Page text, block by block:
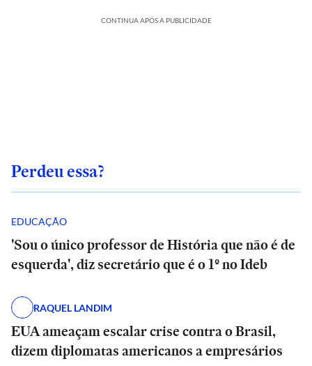
CONTINUA APÓS A PUBLICIDADE
Perdeu essa?
EDUCAÇÃO
'Sou o único professor de História que não é de
esquerda', diz secretário que é o 1º no Ideb
RAQUEL LANDIM
EUA ameaçam escalar crise contra o Brasil,
dizem diplomatas americanos a empresários